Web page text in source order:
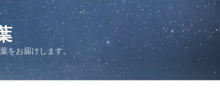
をお届けします。